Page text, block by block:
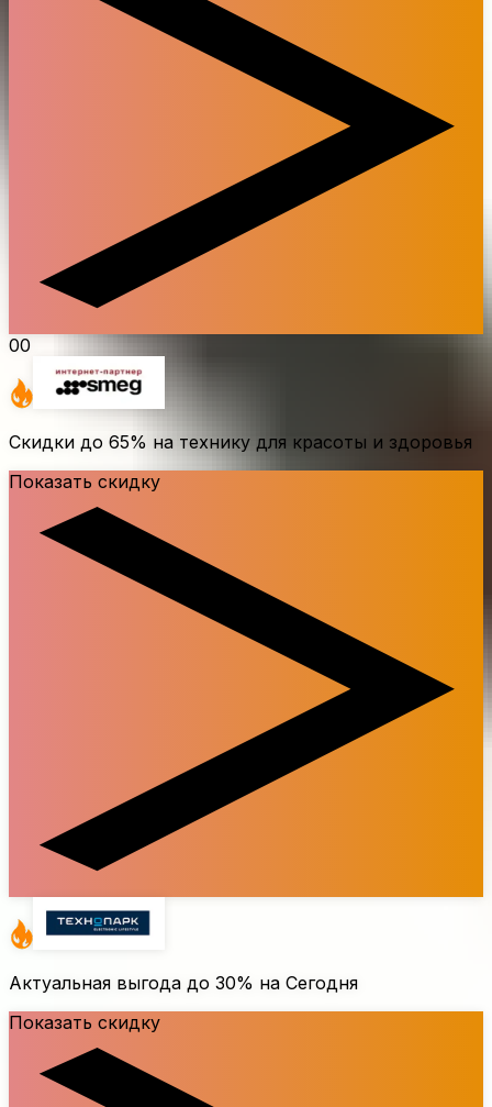
00
Скидки до 65% на технику для красоты и здоровья
Показать скидку
Актуальная выгода до 30% на Сегодня
Показать скидку